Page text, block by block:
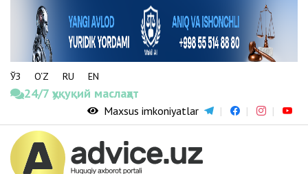
ЎЗ O‘Z RU EN
24/7 ҳуқуқий маслаҳат
Maxsus imkoniyatlar